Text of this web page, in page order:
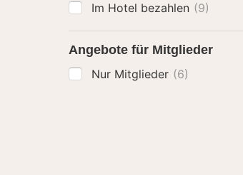
Im Hotel bezahlen (9)
Angebote für Mitglieder
Nur Mitglieder (6)